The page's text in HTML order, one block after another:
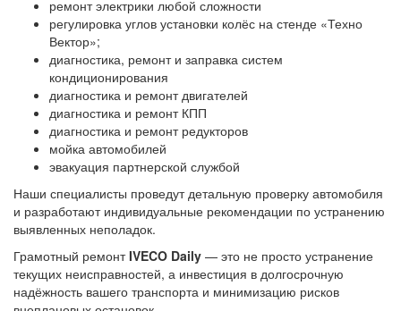
ремонт электрики любой сложности
регулировка углов установки колёс на стенде «Техно
Вектор»;
диагностика, ремонт и заправка систем
кондиционирования
диагностика и ремонт двигателей
диагностика и ремонт КПП
диагностика и ремонт редукторов
мойка автомобилей
эвакуация партнерской службой
Наши специалисты проведут детальную проверку автомобиля
и разработают индивидуальные рекомендации по устранению
выявленных неполадок.
Грамотный ремонтIVECO Daily — это не просто устранение
текущих неисправностей, а инвестиция в долгосрочную
надёжность вашего транспорта и минимизацию рисков